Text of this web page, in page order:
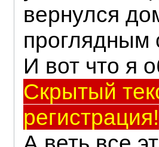
вернулся
проглядным
И вот что я
Скрытый
регистрация!